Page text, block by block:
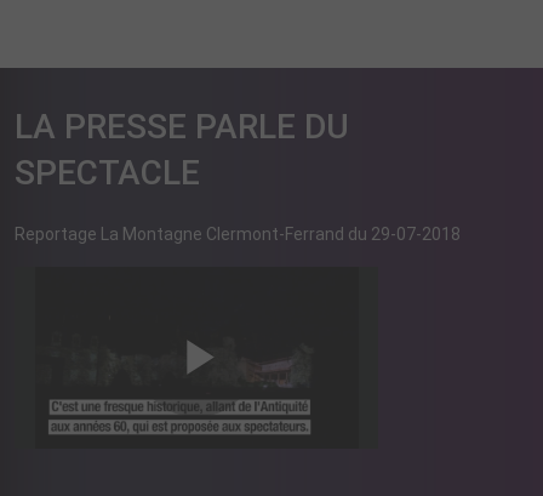
LA PRESSE PARLE DU
SPECTACLE
Reportage La Montagne Clermont-Ferrand du 29-07-2018